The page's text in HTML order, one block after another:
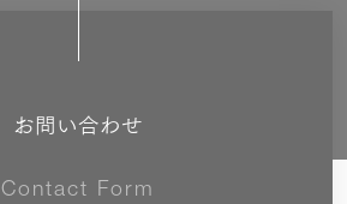
お問い合わせ
Contact Form